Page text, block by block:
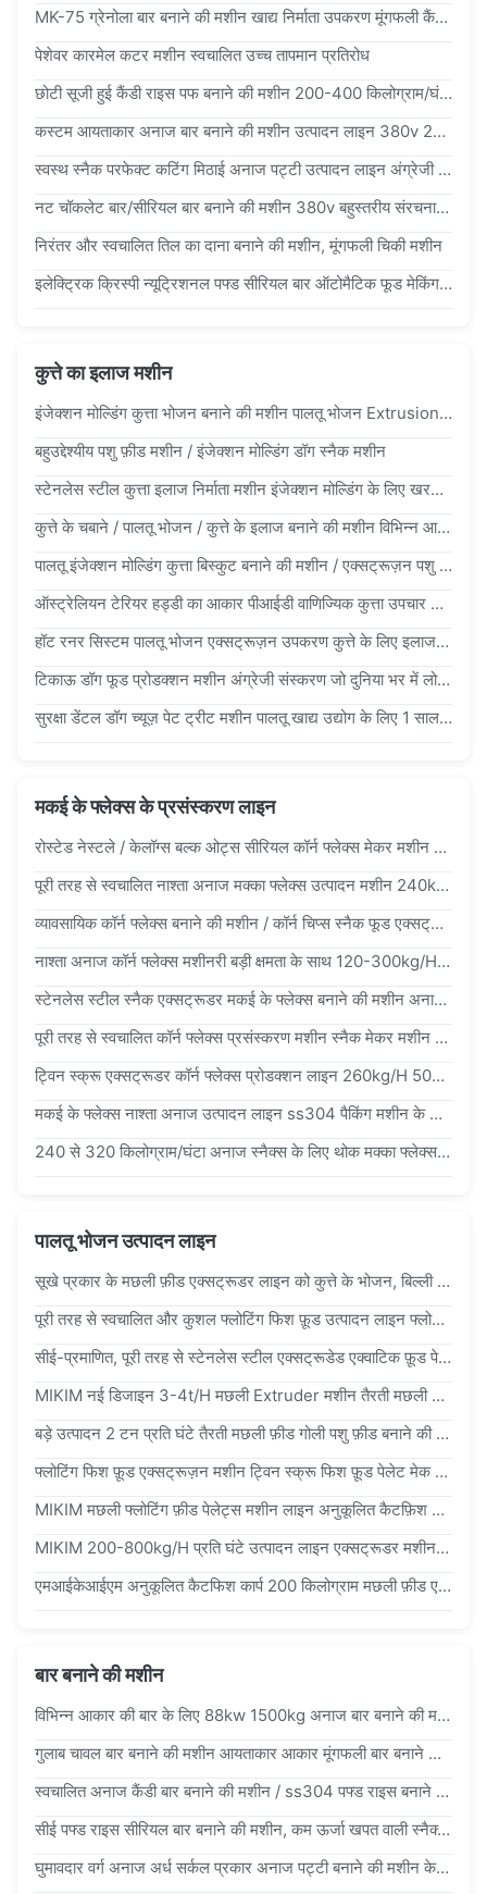
MK-75 ग्रेनोला बार बनाने की मशीन खाद्य निर्माता उपकरण मूंगफली कैंडी के लिए
पेशेवर कारमेल कटर मशीन स्वचालित उच्च तापमान प्रतिरोध
छोटी सूजी हुई कैंडी राइस पफ बनाने की मशीन 200-400 किलोग्राम/घंटा बिस्किट बनाने की मशीन
कस्टम आयताकार अनाज बार बनाने की मशीन उत्पादन लाइन 380v 200-400kg/घंटा
स्वस्थ स्नैक परफेक्ट कटिंग मिठाई अनाज पट्टी उत्पादन लाइन अंग्रेजी संस्करण
नट चॉकलेट बार/सीरियल बार बनाने की मशीन 380v बहुस्तरीय संरचना के साथ
निरंतर और स्वचालित तिल का दाना बनाने की मशीन, मूंगफली चिकी मशीन
इलेक्ट्रिक क्रिस्पी न्यूट्रिशनल पफ्ड सीरियल बार ऑटोमैटिक फूड मेकिंग मशीन 1500 किलो
कुत्ते का इलाज मशीन
इंजेक्शन मोल्डिंग कुत्ता भोजन बनाने की मशीन पालतू भोजन Extrusion मशीन 380v 50hz
बहुउद्देश्यीय पशु फ़ीड मशीन / इंजेक्शन मोल्डिंग डॉग स्नैक मशीन
स्टेनलेस स्टील कुत्ता इलाज निर्माता मशीन इंजेक्शन मोल्डिंग के लिए खरगोश, हड्डी के आकार
कुत्ते के चबाने / पालतू भोजन / कुत्ते के इलाज बनाने की मशीन विभिन्न आकार 239g/S इंजेक्शन दर
पालतू इंजेक्शन मोल्डिंग कुत्ता बिस्कुट बनाने की मशीन / एक्सट्रूज़न पशु खाद्य बनाने की मशीन
ऑस्ट्रेलियन टेरियर हड्डी का आकार पीआईडी वाणिज्यिक कुत्ता उपचार निर्माता कुत्ता चबाने के लिए तेल सबूत
हॉट रनर सिस्टम पालतू भोजन एक्सट्रूज़न उपकरण कुत्ते के लिए इलाज कुत्ता बिस्कुट निर्माता 89kw
टिकाऊ डॉग फूड प्रोडक्शन मशीन अंग्रेजी संस्करण जो दुनिया भर में लोकप्रिय है
सुरक्षा डेंटल डॉग च्यूज़ पेट ट्रीट मशीन पालतू खाद्य उद्योग के लिए 1 साल की वारंटी डॉग फूड प्रोडक्शन लाइन
मकई के फ्लेक्स के प्रसंस्करण लाइन
रोस्टेड नेस्टले / केलॉग्स बल्क ओट्स सीरियल कॉर्न फ्लेक्स मेकर मशीन CE iso9001 के साथ
पूरी तरह से स्वचालित नाश्ता अनाज मक्का फ्लेक्स उत्पादन मशीन 240kg/घंटा मक्का फ्लेक्स मशीनरी
व्यावसायिक कॉर्न फ्लेक्स बनाने की मशीन / कॉर्न चिप्स स्नैक फूड एक्सट्रूडर 150-500kg/घंटा
नाश्ता अनाज कॉर्न फ्लेक्स मशीनरी बड़ी क्षमता के साथ 120-300kg/H मक्का फ्लेक्स मशीनरी
स्टेनलेस स्टील स्नैक एक्सट्रूडर मकई के फ्लेक्स बनाने की मशीन अनाज मकई के फ्लेक्स के लिए कीमत
पूरी तरह से स्वचालित कॉर्न फ्लेक्स प्रसंस्करण मशीन स्नैक मेकर मशीन 200-260 किलोग्राम/घंटा
ट्विन स्क्रू एक्सट्रूडर कॉर्न फ्लेक्स प्रोडक्शन लाइन 260kg/H 500kg/H विभिन्न आकारों के साथ
मकई के फ्लेक्स नाश्ता अनाज उत्पादन लाइन ss304 पैकिंग मशीन के साथ 300-400 KG/H
240 से 320 किलोग्राम/घंटा अनाज स्नैक्स के लिए थोक मक्का फ्लेक्स प्रसंस्करण लाइन मक्का फ्लेक्स बनाने की मशीन
पालतू भोजन उत्पादन लाइन
सूखे प्रकार के मछली फ़ीड एक्सट्रूडर लाइन को कुत्ते के भोजन, बिल्ली के भोजन, मछली फ़ीड और पोल्ट्री फ़ीड के साथ उन्नत पोषण सूत्र के उत्पादन के लिए डिज़ाइन किया गया है
पूरी तरह से स्वचालित और कुशल फ्लोटिंग फिश फ़ूड उत्पादन लाइन फ्लोटिंग फिश फ़ूड और हृदय और सितारों जैसे अद्वितीय आकारों के साथ पशु फ़ूड का उत्पादन करने में सक्षम
सीई-प्रमाणित, पूरी तरह से स्टेनलेस स्टील एक्सट्रूडेड एक्वाटिक फ़ूड पेलेट प्रोडक्शन लाइन को कच्चे माल को पोषक तत्वों से समृद्ध मछली पालन और पशुपालन के लिए पेलेट फ़ूड में प्रसंस्करण के लिए बेचा जाता है।
MIKIM नई डिजाइन 3-4t/H मछली Extruder मशीन तैरती मछली फ़ीड गोली
बड़े उत्पादन 2 टन प्रति घंटे तैरती मछली फ़ीड गोली पशु फ़ीड बनाने की मशीन कुत्ते के भोजन संयंत्र / मशीनरी / उत्पादन लाइन
फ्लोटिंग फिश फ़ूड एक्सट्रूज़न मशीन ट्विन स्क्रू फिश फ़ूड पेलेट मेक एक्सट्रूडर
MIKIM मछली फ्लोटिंग फ़ीड पेलेट्स मशीन लाइन अनुकूलित कैटफ़िश कार्प 200kg मछली फ़ीड एक्सट्रूडिंग लाइन
MIKIM 200-800kg/H प्रति घंटे उत्पादन लाइन एक्सट्रूडर मशीन मछली फ़ीड के लिए गोली बनाने की मशीनें
एमआईकेआईएम अनुकूलित कैटफिश कार्प 200 किलोग्राम मछली फ़ीड एक्सट्रूडिंग लाइन
बार बनाने की मशीन
विभिन्न आकार की बार के लिए 88kw 1500kg अनाज बार बनाने की मशीन, iso9001 प्रमाणित
गुलाब चावल बार बनाने की मशीन आयताकार आकार मूंगफली बार बनाने की मशीन के साथ
स्वचालित अनाज कैंडी बार बनाने की मशीन / ss304 पफ्ड राइस बनाने की मशीन
सीई पफ्ड राइस सीरियल बार बनाने की मशीन, कम ऊर्जा खपत वाली स्नैक्स बनाने की मशीन
घुमावदार वर्ग अनाज अर्ध सर्कल प्रकार अनाज पट्टी बनाने की मशीन के लिए पफिंग और विस्तार